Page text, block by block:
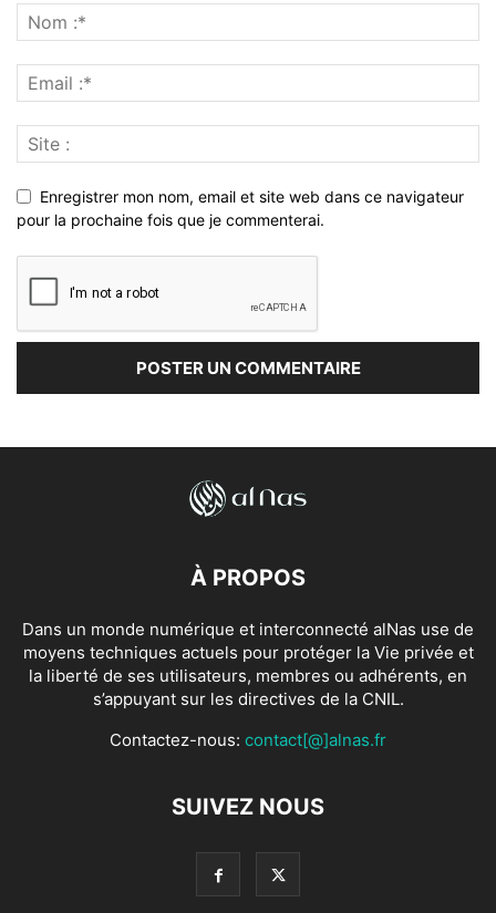
Enregistrer mon nom, email et site web dans ce navigateur
pour la prochaine fois que je commenterai.
À PROPOS
Dans un monde numérique et interconnecté alNas use de
moyens techniques actuels pour protéger la Vie privée et
la liberté de ses utilisateurs, membres ou adhérents, en
s’appuyant sur les directives de la CNIL.
Contactez-nous: contact[@]alnas.fr
SUIVEZ NOUS